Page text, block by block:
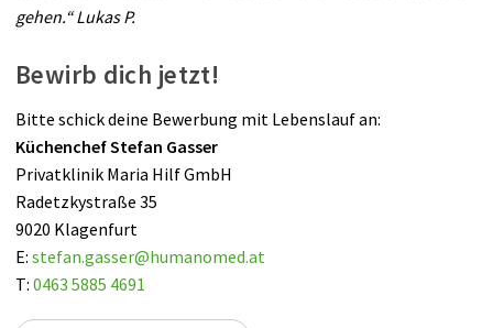
gehen.“ Lukas P.
Bewirb dich jetzt!
Bitte schick deine Bewerbung mit Lebenslauf an:
Küchenchef Stefan Gasser
Privatklinik Maria Hilf GmbH
Radetzkystraße 35
9020 Klagenfurt
E: stefan.gasser@humanomed.at
T: 0463 5885 4691